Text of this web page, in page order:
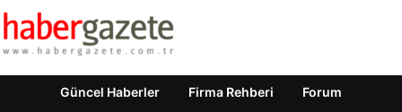
Güncel Haberler Firma Rehberi Forum